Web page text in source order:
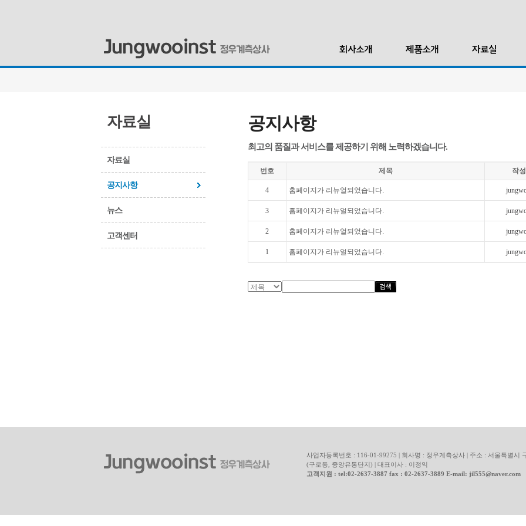
자료실
자료실
공지사항
뉴스
고객센터
공지사항
최고의 품질과 서비스를 제공하기 위해 노력하겠습니다.
번호 제목 작
4 홈페이지가 리뉴얼되었습니다.
3 홈페이지가 리뉴얼되었습니다.
2 홈페이지가 리뉴얼되었습니다.
1 홈페이지가 리뉴얼되었습니다.
사업자등록번호 : 116-01-99275 | 회사명 : 정우계측상사 | 주소 : 서울특별시
(구로동, 중앙유통단지) | 대표이사 : 이정익
고객지원 : tel:02-2637-3887 fax : 02-2637-3889 E-mail: jil555@naver.com